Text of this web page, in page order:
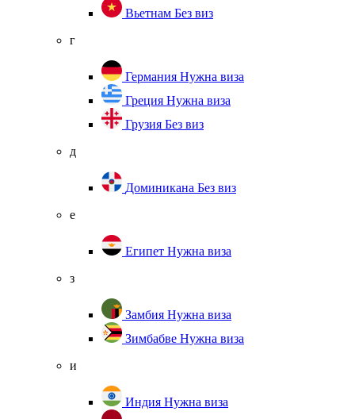
Вьетнам Без виз
г
Германия Нужна виза
Греция Нужна виза
Грузия Без виз
д
Доминикана Без виз
е
Египет Нужна виза
з
Замбия Нужна виза
Зимбабве Нужна виза
и
Индия Нужна виза